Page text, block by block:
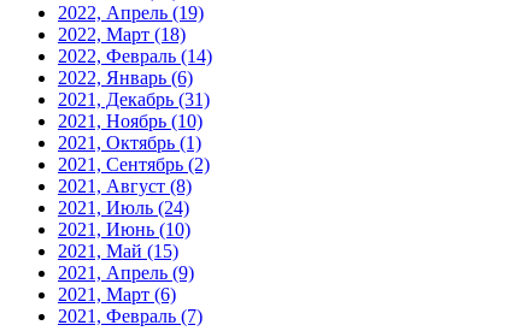
2022, Апрель (19)
2022, Март (18)
2022, Февраль (14)
2022, Январь (6)
2021, Декабрь (31)
2021, Ноябрь (10)
2021, Октябрь (1)
2021, Сентябрь (2)
2021, Август (8)
2021, Июль (24)
2021, Июнь (10)
2021, Май (15)
2021, Апрель (9)
2021, Март (6)
2021, Февраль (7)